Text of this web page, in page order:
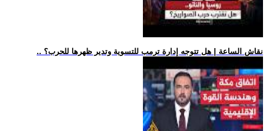
.. نقاش الساعة | هل تتوجه إدارة ترمب للتسوية وتدير ظهرها للحرب؟